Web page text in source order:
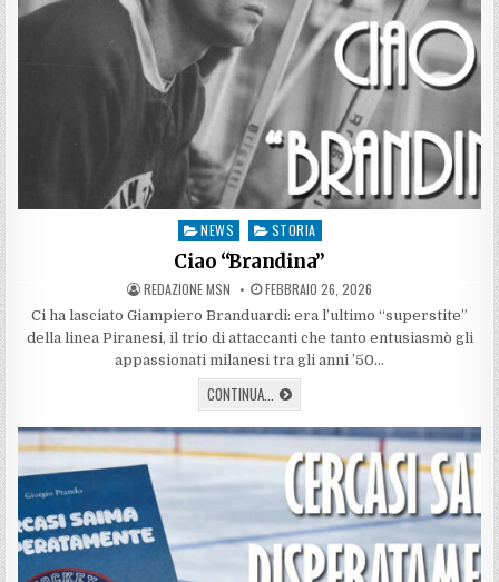
Posted
in
NEWS STORIA
Ciao “Brandina”
AUTHOR:
REDAZIONE MSN PUBLISHED
DATE:
FEBBRAIO 26, 2026
Ci ha lasciato Giampiero Branduardi: era l’ultimo “superstite”
della linea Piranesi, il trio di attaccanti che tanto entusiasmò gli
appassionati milanesi tra gli anni ’50…
CONTINUA... CIAO
“BRANDINA”